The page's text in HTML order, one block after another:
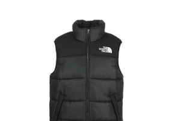
Les gants... Ils offrent une chaleur bienvenue
lors des joggings hivernaux, mais rendent
difficile l'utilisation [...]